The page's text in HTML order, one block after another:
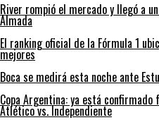
River rompió el mercado y llegó a
Almada
El ranking oficial de la Fórmula 1
mejores
Boca se medirá esta noche ante
Copa Argentina: ya está
Atlético vs. Independiente